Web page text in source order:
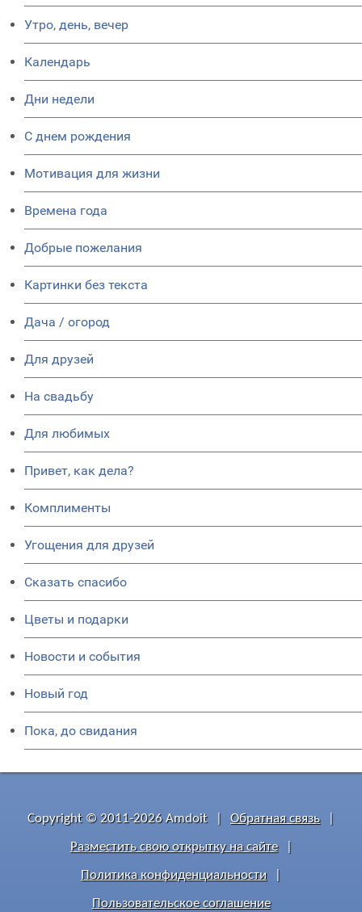
Утро, день, вечер
Календарь
Дни недели
C днем рождения
Мотивация для жизни
Времена года
Добрые пожелания
Картинки без текста
Дача / огород
Для друзей
На свадьбу
Для любимых
Привет, как дела?
Комплименты
Угощения для друзей
Сказать спасибо
Цветы и подарки
Новости и события
Новый год
Пока, до свидания
Copyright © 2011-2026 Amdoit Обратная связь
Разместить свою открытку на сайте
Политика конфиденциальности
Пользовательское соглашение